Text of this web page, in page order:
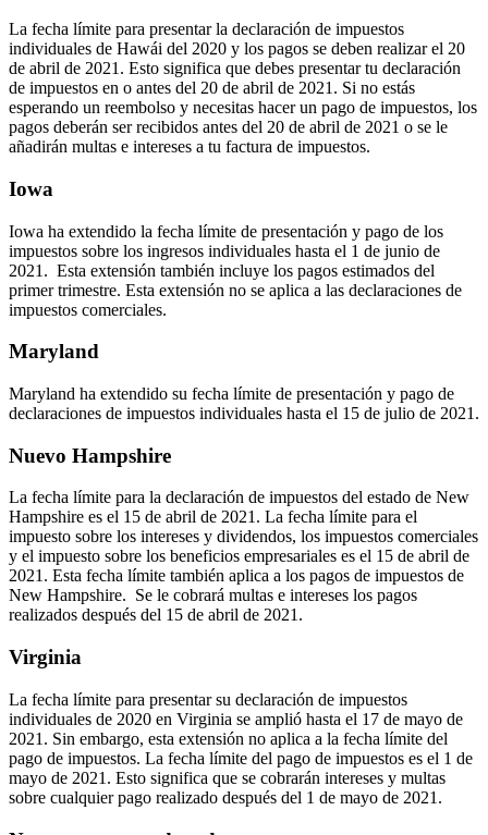
La fecha límite para presentar la declaración de impuestos
individuales de Hawái del 2020 y los pagos se deben realizar el 20
de abril de 2021. Esto significa que debes presentar tu declaración
de impuestos en o antes del 20 de abril de 2021. Si no estás
esperando un reembolso y necesitas hacer un pago de impuestos, los
pagos deberán ser recibidos antes del 20 de abril de 2021 o se le
añadirán multas e intereses a tu factura de impuestos.
Iowa
Iowa ha extendido la fecha límite de presentación y pago de los
impuestos sobre los ingresos individuales hasta el 1 de junio de
2021. Esta extensión también incluye los pagos estimados del
primer trimestre. Esta extensión no se aplica a las declaraciones de
impuestos comerciales.
Maryland
Maryland ha extendido su fecha límite de presentación y pago de
declaraciones de impuestos individuales hasta el 15 de julio de 2021.
Nuevo Hampshire
La fecha límite para la declaración de impuestos del estado de New
Hampshire es el 15 de abril de 2021. La fecha límite para el
impuesto sobre los intereses y dividendos, los impuestos comerciales
y el impuesto sobre los beneficios empresariales es el 15 de abril de
2021. Esta fecha límite también aplica a los pagos de impuestos de
New Hampshire. Se le cobrará multas e intereses los pagos
realizados después del 15 de abril de 2021.
Virginia
La fecha límite para presentar su declaración de impuestos
individuales de 2020 en Virginia se amplió hasta el 17 de mayo de
2021. Sin embargo, esta extensión no aplica a la fecha límite del
pago de impuestos. La fecha límite del pago de impuestos es el 1 de
mayo de 2021. Esto significa que se cobrarán intereses y multas
sobre cualquier pago realizado después del 1 de mayo de 2021.